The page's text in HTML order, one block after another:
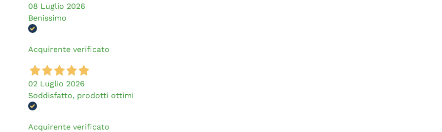
08 Luglio 2026
Benissimo
Acquirente verificato
02 Luglio 2026
Soddisfatto, prodotti ottimi
Acquirente verificato